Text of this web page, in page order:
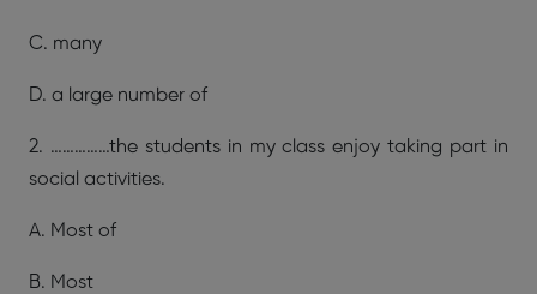
C. many
D. a large number of
2. ……………the students in my class enjoy taking part in
social activities.
A. Most of
B. Most